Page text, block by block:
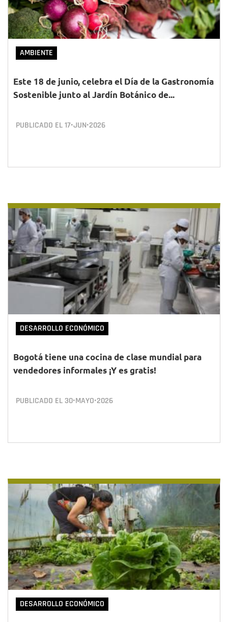
AMBIENTE
Este 18 de junio, celebra el Día de la Gastronomía
Sostenible junto al Jardín Botánico de...
PUBLICADO EL17•JUN•2026
DESARROLLO ECONÓMICO
Bogotá tiene una cocina de clase mundial para
vendedores informales ¡Y es gratis!
PUBLICADO EL 30•MAYO•2026
DESARROLLO ECONÓMICO